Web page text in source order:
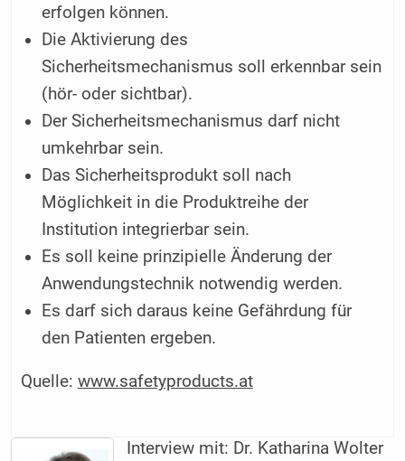
erfolgen können.
Die Aktivierung des
Sicherheitsmechanismus soll erkennbar sein
(hör- oder sichtbar).
Der Sicherheitsmechanismus darf nicht
umkehrbar sein.
Das Sicherheitsprodukt soll nach
Möglichkeit in die Produktreihe der
Institution integrierbar sein.
Es soll keine prinzipielle Änderung der
Anwendungstechnik notwendig werden.
Es darf sich daraus keine Gefährdung für
den Patienten ergeben.
Quelle: www.safetyproducts.at
Interview mit: Dr. Katharina Wolter